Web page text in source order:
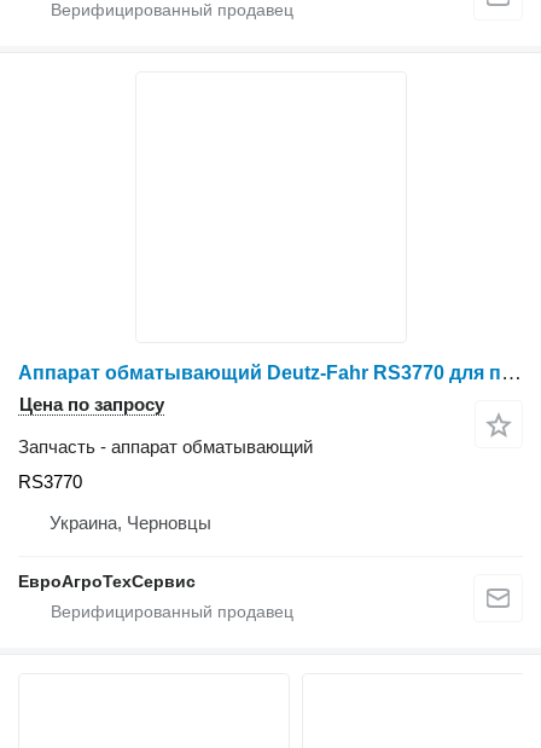
Аппарат обматывающий Deutz-Fahr RS3770 для пресс-подборщика Deutz-Fahr KOLA Rivale
Цена по запросу
Запчасть - аппарат обматывающий
RS3770
Украина, Черновцы
ЕвроАгроТехСервис